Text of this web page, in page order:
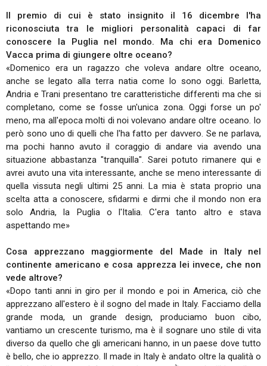
Il premio di cui è stato insignito il 16 dicembre l'ha
riconosciuta tra le migliori personalità capaci di far
conoscere la Puglia nel mondo. Ma chi era Domenico
Vacca prima di giungere oltre oceano?
«Domenico era un ragazzo che voleva andare oltre oceano,
anche se legato alla terra natia come lo sono oggi. Barletta,
Andria e Trani presentano tre caratteristiche differenti ma che si
completano, come se fosse un'unica zona. Oggi forse un po'
meno, ma all'epoca molti di noi volevano andare oltre oceano. Io
però sono uno di quelli che l'ha fatto per davvero. Se ne parlava,
ma pochi hanno avuto il coraggio di andare via avendo una
situazione abbastanza "tranquilla". Sarei potuto rimanere qui e
avrei avuto una vita interessante, anche se meno interessante di
quella vissuta negli ultimi 25 anni. La mia è stata proprio una
scelta atta a conoscere, sfidarmi e dirmi che il mondo non era
solo Andria, la Puglia o l'Italia. C'era tanto altro e stava
aspettando me»
Cosa apprezzano maggiormente del Made in Italy nel
continente americano e cosa apprezza lei invece, che non
vede altrove?
«Dopo tanti anni in giro per il mondo e poi in America, ciò che
apprezzano all'estero è il sogno del made in Italy. Facciamo della
grande moda, un grande design, produciamo buon cibo,
vantiamo un crescente turismo, ma è il sognare uno stile di vita
diverso da quello che gli americani hanno, in un paese dove tutto
è bello, che io apprezzo. Il made in Italy è andato oltre la qualità o